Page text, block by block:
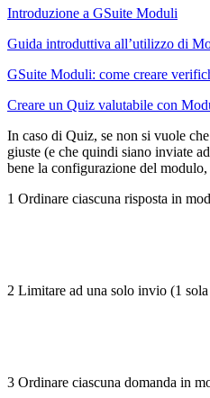
Introduzione a GSuite Moduli
Guida introduttiva all’utilizzo di
GSuite Moduli: come creare
Creare un Quiz valutabile con
In caso di Quiz, se non si vuole
giuste (e che quindi siano inviate
bene la configurazione del
1 Ordinare ciascuna risposta in
2 Limitare ad una solo invio (1
3 Ordinare ciascuna domanda in